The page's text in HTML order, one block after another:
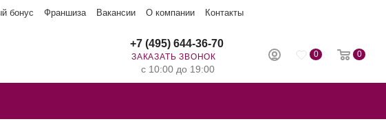
бонус Франшиза Вакансии О компании Контакты
0 0
+7 (495) 644-36-70
ЗАКАЗАТЬ ЗВОНОК
с 10:00 до 19:00